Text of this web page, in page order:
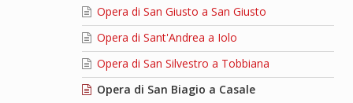
Opera di San Giusto a San Giusto
Opera di Sant'Andrea a Iolo
Opera di San Silvestro a Tobbiana
Opera di San Biagio a Casale